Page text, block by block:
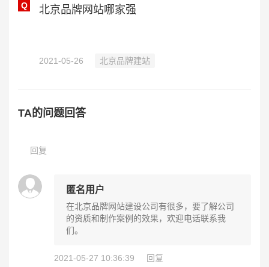
Q 北京品牌网站哪家强
2021-05-26 北京品牌建站
TA的问题回答
回复
匿名用户
在北京品牌网站建设公司有很多，要了解公司
的资质和制作案例的效果，欢迎电话联系我
们。
2021-05-27 10:36:39 回复